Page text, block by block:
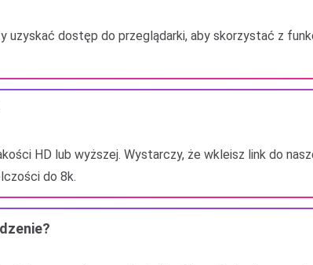
uzyskać dostęp do przeglądarki, aby skorzystać z
HD lub wyższej. Wystarczy, że wkleisz link do
do 8k.